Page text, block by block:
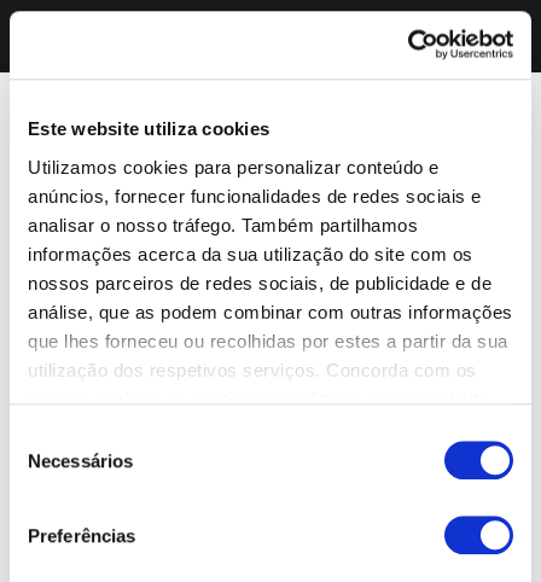
Este website utiliza cookies
Utilizamos cookies para personalizar conteúdo e
anúncios, fornecer funcionalidades de redes sociais e
analisar o nosso tráfego. Também partilhamos
informações acerca da sua utilização do site com os
nossos parceiros de redes sociais, de publicidade e de
análise, que as podem combinar com outras informações
que lhes forneceu ou recolhidas por estes a partir da sua
utilização dos respetivos serviços. Concorda com os
Necessários
Preferências